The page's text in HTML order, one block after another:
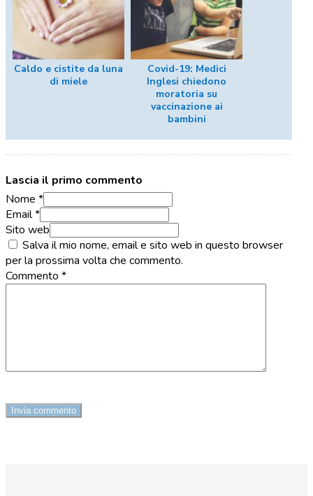
Caldo e cistite da luna
di miele
Covid-19: Medici
Inglesi chiedono
moratoria su
vaccinazione ai
bambini
Lascia il primo commento
Nome *
Email *
Sito web
Salva il mio nome, email e sito web in questo browser
per la prossima volta che commento.
Commento *